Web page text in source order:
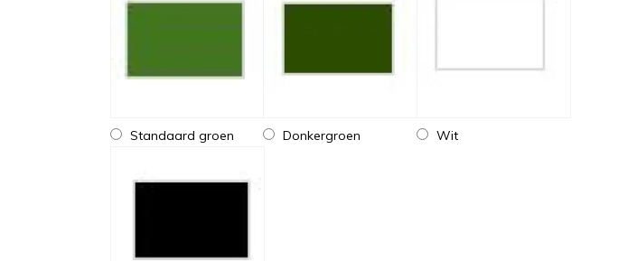
Standaard groen Donkergroen Wit